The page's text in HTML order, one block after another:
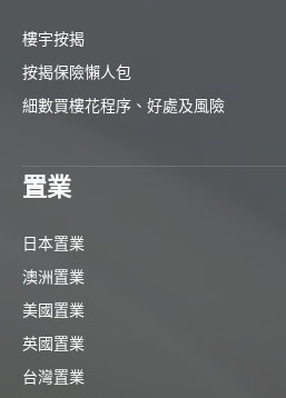
樓宇按揭
按揭保險懶人包
細數買樓花程序、好處及風險
置業
日本置業
澳洲置業
美國置業
英國置業
台灣置業